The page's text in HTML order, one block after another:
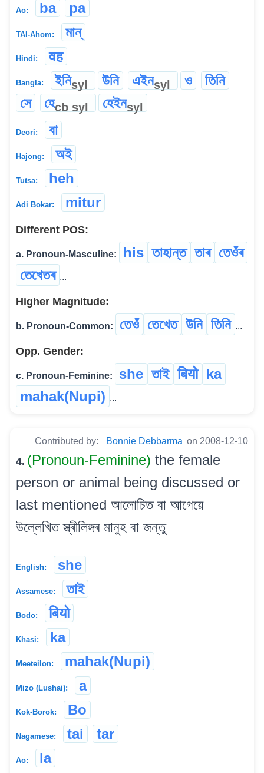
Ao: ba pa
TAI-Ahom: মান্
Hindi: वह
Bangla: ইনিsyl উনি এইনsyl ও
তিনি
সে
হেcb syl হেইনsyl
Deori: বা
Hajong: অই
Tutsa: heh
Adi Bokar: mitur
Different POS:
a. Pronoun-Masculine: his তাহান্ত তাৰ তেওঁৰ
তেখেতৰ ...
Higher Magnitude:
b. Pronoun-Common: তেওঁ তেখেত উনি তিনি ...
Opp. Gender:
c. Pronoun-Feminine: she তাই बियो ka
mahak(Nupi) ...
Contributed by: Bonnie Debbarma on 2008-12-10
4. (Pronoun-Feminine) the female
person or animal being discussed or
last mentioned আলোচিত বা আগেয়ে
উল্লেখিত স্ত্ৰীলিঙ্গৰ মানুহ বা জন্তু
English: she
Assamese: তাই
Bodo: बियो
Khasi: ka
Meeteilon: mahak(Nupi)
Mizo (Lushai): a
Kok-Borok: Bo
Nagamese: tai tar
Ao: la